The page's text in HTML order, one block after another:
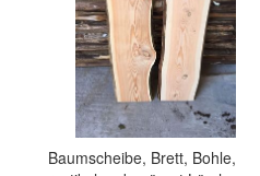
Baumscheibe, Brett, Bohle,